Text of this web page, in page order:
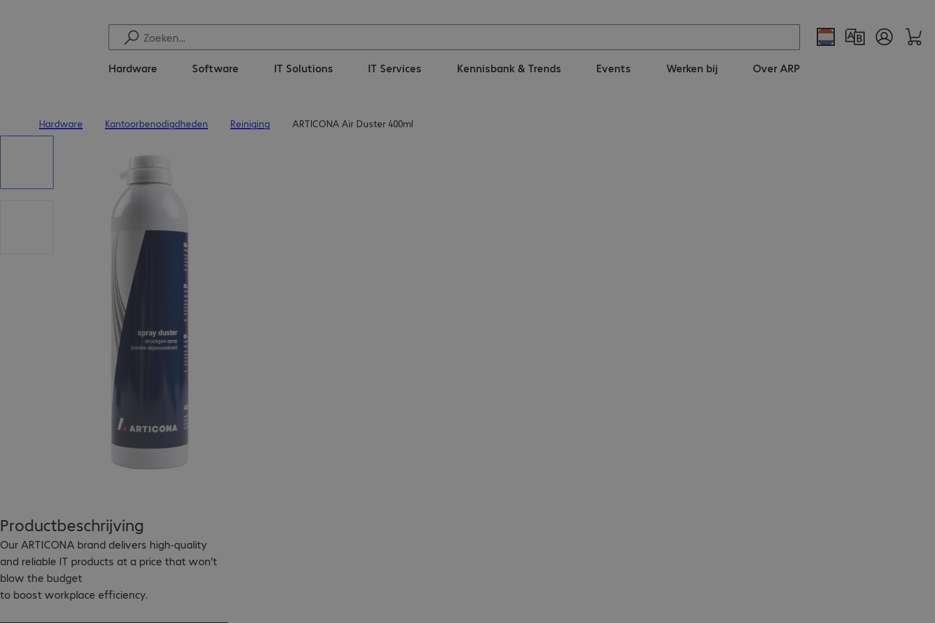
Hardware Software IT Solutions IT Services Kennisbank & Trends Events Werken bij Over ARP
Hardware Kantoorbenodigdheden Reiniging ARTICONA Air Duster 400ml
Productbeschrijving
Our ARTICONA brand delivers high-quality
and reliable IT products at a price that won't
blow the budget
to boost workplace efficiency.